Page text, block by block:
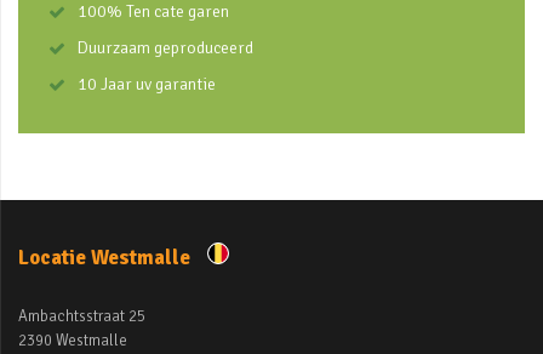
100% Ten cate garen
Duurzaam geproduceerd
10 Jaar uv garantie
Locatie Westmalle
Ambachtsstraat 25
2390 Westmalle